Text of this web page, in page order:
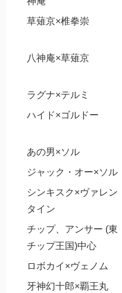
草薙京×椎拳崇
八神庵×草薙京
ラグナ×テルミ
ハイド×ゴルドー
あの男×ソル
ジャック・オー×ソル
シンキスク×ヴァレン
タイン
チップ、アンサー (東
チップ王国)中心
ロボカイ×ヴェノム
牙神幻十郎×覇王丸